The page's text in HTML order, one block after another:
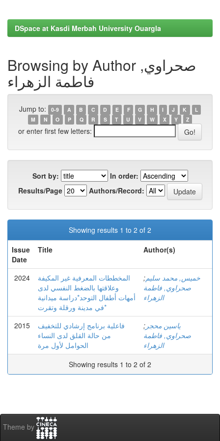
DSpace at Kasdi Merbah University Ouargla
Browsing by Author صحراوي,
فاطمة الزهراء
Jump to: 0-9 A B C D E F G H I J K
L
M
N O P Q R S T U V W X Y Z
or enter first few letters:
Sort by:
In order:
Results/Page
Authors/Record:
Showing results 1 to 2 of 2
Issue
Date
Title Author(s)
2024
المخططات المعرفية غير المكيفة
وعلاقتها بالضغط النفسي لدى
أمهات أطفال التوحد*دراسة ميدانية
في مدينة ورقلة وتقرت*
خميس, محمد سليم;
صحراوي, فاطمة
الزهراء
2015
فاعلية برنامج إرشادي للتخفيف
من حالة القلق لدى النساء
الحوامل لأول مرة
ياسين محجر ;
صحراوي, فاطمة
الزهراء
Showing results 1 to 2 of 2
Theme by